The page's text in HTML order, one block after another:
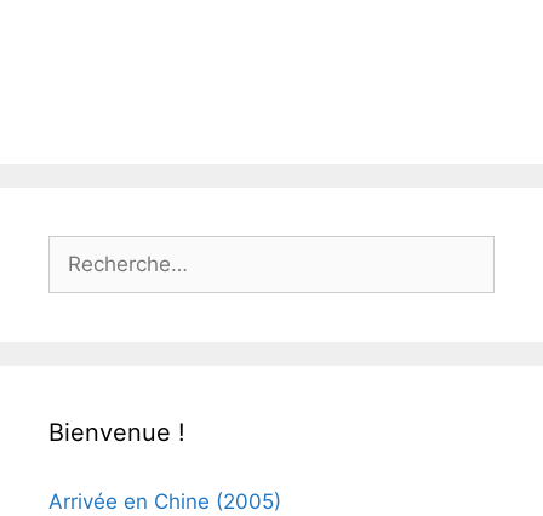
Rechercher :
Bienvenue !
Arrivée en Chine (2005)